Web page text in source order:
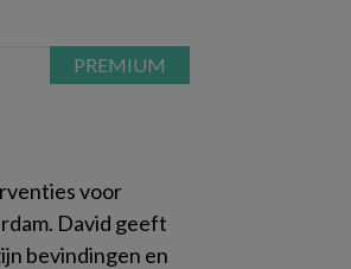
voor
David geeft
bevindingen en